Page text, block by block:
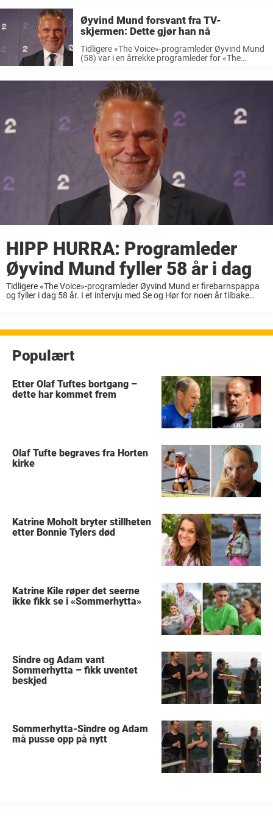
Øyvind Mund forsvant fra TV-
skjermen: Dette gjør han nå
Tidligere «The Voice»-programleder Øyvind Mund
(58) var i en årrekke programleder for «The
noen år tilbake takket ...
HIPP HURRA: Programleder
Øyvind Mund fyller 58 år i dag
Tidligere «The Voice»-programleder Øyvind Mund er firebarnspappa
og fyller i dag 58 år. I et intervju med Se og Hør for noen år tilbake
Populært
Etter Olaf Tuftes bortgang –
dette har kommet frem
Olaf Tufte begraves fra Horten
kirke
Katrine Moholt bryter stillheten
etter Bonnie Tylers død
Katrine Kile røper det seerne
ikke fikk se i «Sommerhytta»
Sindre og Adam vant
Sommerhytta – fikk uventet
beskjed
Sommerhytta-Sindre og Adam
må pusse opp på nytt